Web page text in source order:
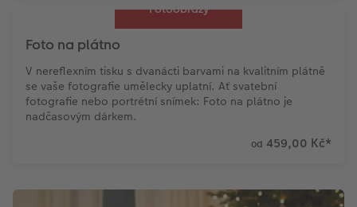
Fotoobrazy
Foto na plátno
V nereflexním tisku s dvanácti barvami na kvalitním plátně
se vaše fotografie umělecky uplatní. Ať svatební
fotografie nebo portrétní snímek: Foto na plátno je
nadčasovým dárkem.
od 459,00 Kč*